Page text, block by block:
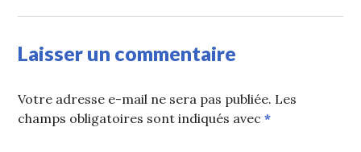
Laisser un commentaire
Votre adresse e-mail ne sera pas publiée. Les
champs obligatoires sont indiqués avec*